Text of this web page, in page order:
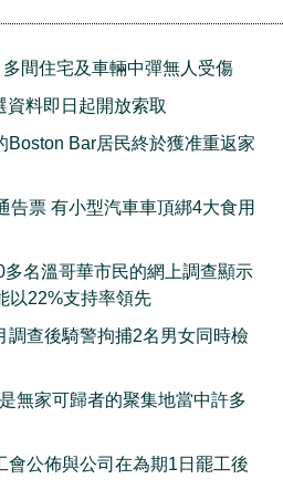
間住宅及車輛中彈無人受傷
料即日起開放索取
Boston Bar居民終於獲准重返家
告票 有小型汽車車頂綁4大食用
名溫哥華市民的網上調查顯示
以22%支持率領先
調查後騎警拘捕2名男女同時檢
無家可歸者的聚集地當中許多
會公佈與公司在為期1日罷工後